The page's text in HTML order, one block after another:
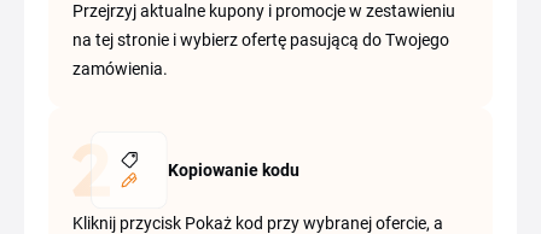
Przejrzyj aktualne kupony i promocje w zestawieniu
na tej stronie i wybierz ofertę pasującą do Twojego
zamówienia.
Kopiowanie kodu
Kliknij przycisk Pokaż kod przy wybranej ofercie, a